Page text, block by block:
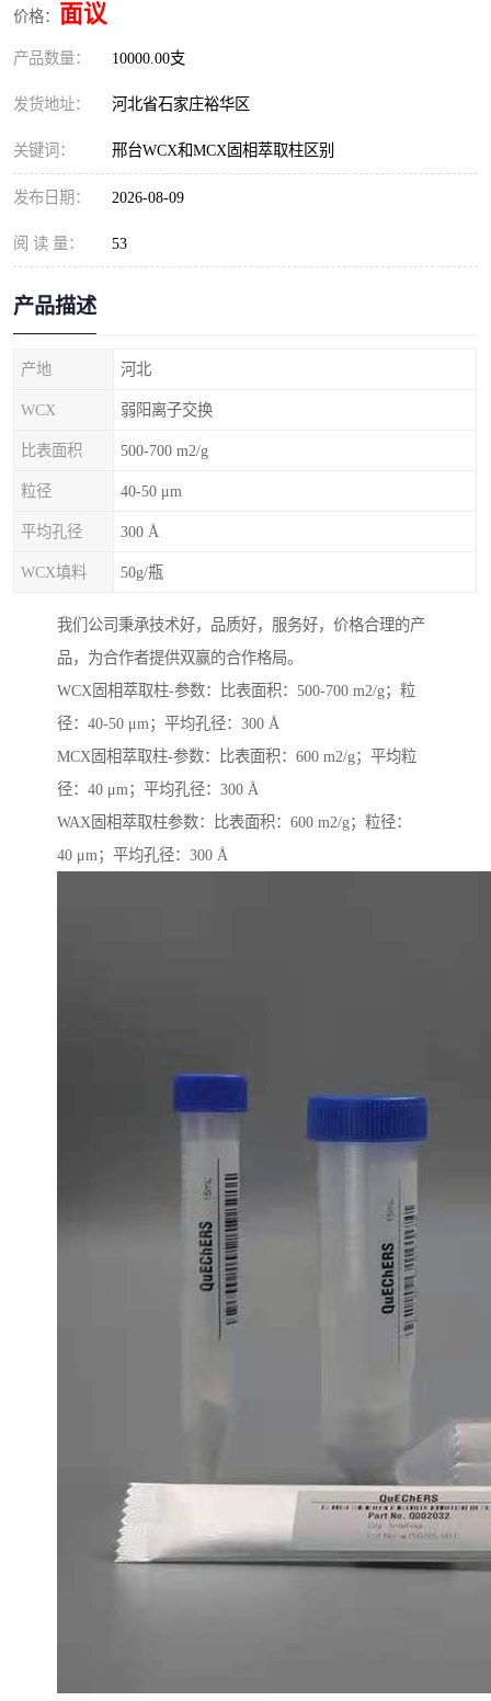
价格： 面议
产品数量： 10000.00支
发货地址： 河北省石家庄裕华区
关键词： 邢台WCX和MCX固相萃取柱区别
发布日期： 2026-08-09
阅 读 量： 53
产品描述
产地 河北
WCX 弱阳离子交换
比表面积 500-700 m2/g
粒径 40-50 μm
平均孔径 300 Å
WCX填料 50g/瓶
我们公司秉承技术好，品质好，服务好，价格合理的产
品，为合作者提供双赢的合作格局。
WCX固相萃取柱-参数：比表面积：500-700 m2/g；粒
径：40-50 μm；平均孔径：300 Å
MCX固相萃取柱-参数：比表面积：600 m2/g；平均粒
径：40 μm；平均孔径：300 Å
WAX固相萃取柱参数：比表面积：600 m2/g；粒径：
40 μm；平均孔径：300 Å